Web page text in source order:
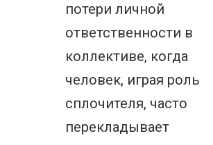
потери личной
ответственности в
коллективе, когда
человек, играя роль
сплочителя, часто
перекладывает